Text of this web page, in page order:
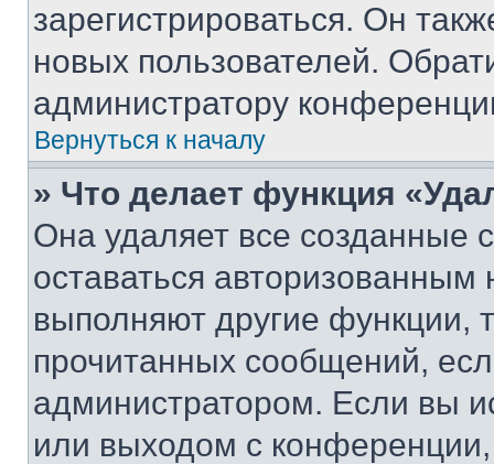
зарегистрироваться. Он
новых пользователей.
администратору
Вернуться к началу
» Что делает функция
Она удаляет все созданные
оставаться
выполняют другие функции,
прочитанных сообщений,
администратором. Если вы
или выходом с